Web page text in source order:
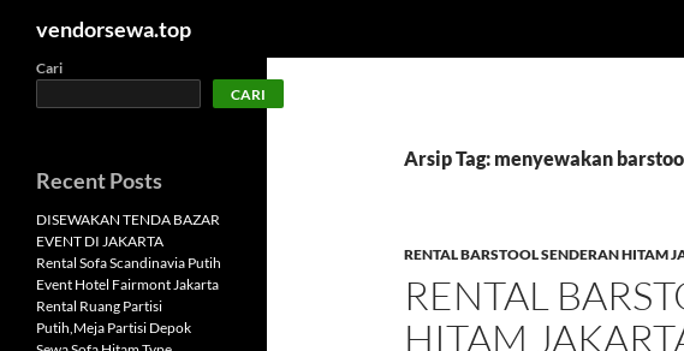
Langsung
vendorsewa.top
Arsip Tag: menyewakan
RENTAL BARSTOOL SENDERAN HITAM
RENTAL
HITAM
Cari
CARI
Recent Posts
DISEWAKAN TENDA BAZAR
EVENT DI JAKARTA
Rental Sofa Scandinavia Putih
Event Hotel Fairmont Jakarta
Rental Ruang Partisi
Putih,Meja Partisi Depok